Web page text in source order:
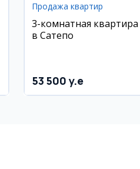
Продажа квартир
3-комнатная квартира
в Сатепо
53 500 y.e